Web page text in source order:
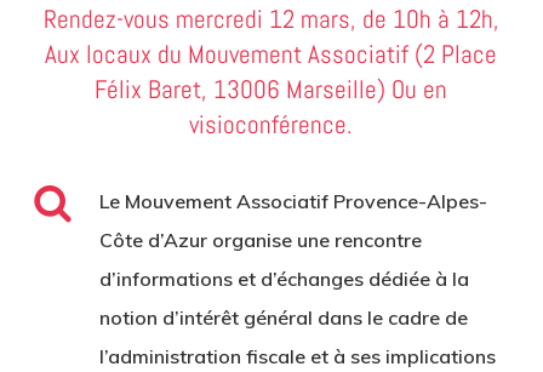
Rendez-vous mercredi 12 mars, de 10h à 12h,
Aux locaux du Mouvement Associatif (2 Place
Félix Baret, 13006 Marseille) Ou en
visioconférence.
Le Mouvement Associatif Provence-Alpes-
Côte d’Azur organise une rencontre
d’informations et d’échanges dédiée à la
notion d’intérêt général dans le cadre de
l’administration fiscale et à ses implications